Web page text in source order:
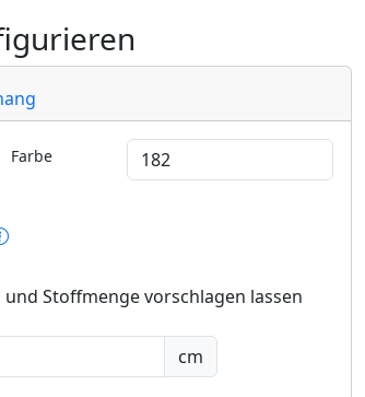
Farbe
Stoffmenge vorschlagen lassen
cm